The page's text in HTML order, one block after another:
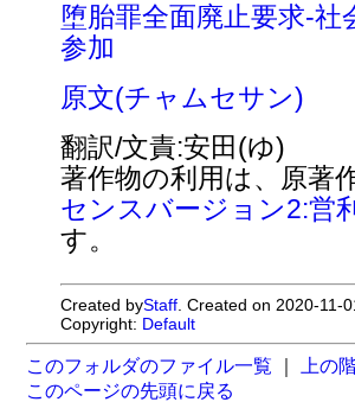
堕胎罪全面廃止要求-
参加
原文(チャムセサン)
翻訳/文責:安田(ゆ)
著作物の利用は、原著
センスバージョン2:営
す。
Created byStaff. Created on 2020-11-
Copyright: Default
このフォルダのファイル一覧
上の
このページの先頭に戻る